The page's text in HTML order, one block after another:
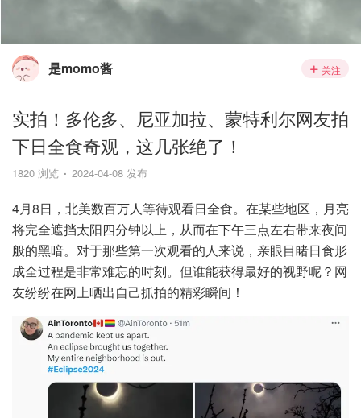
是momo酱 关注
实拍！多伦多、尼亚加拉、蒙特利尔网友拍
下日全食奇观，这几张绝了！
1820 浏览 2024-04-08 发布
4月8日，北美数百万人等待观看日全食。在某些地区，月亮
将完全遮挡太阳四分钟以上，从而在下午三点左右带来夜间
般的黑暗。对于那些第一次观看的人来说，亲眼目睹日食形
成全过程是非常难忘的时刻。但谁能获得最好的视野呢？网
友纷纷在网上晒出自己抓拍的精彩瞬间！